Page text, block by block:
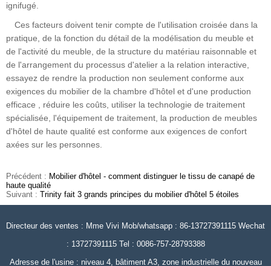
ignifugé.
Ces facteurs doivent tenir compte de l'utilisation croisée dans la
pratique, de la fonction du détail de la modélisation du meuble et
de l'activité du meuble, de la structure du matériau raisonnable et
de l'arrangement du processus d'atelier a la relation interactive,
essayez de rendre la production non seulement conforme aux
exigences du mobilier de la chambre d'hôtel et d'une production
efficace , réduire les coûts, utiliser la technologie de traitement
spécialisée, l'équipement de traitement, la production de meubles
d'hôtel de haute qualité est conforme aux exigences de confort
axées sur les personnes.
Précédent : Mobilier d'hôtel - comment distinguer le tissu de canapé de
haute qualité
Suivant : Trinity fait 3 grands principes du mobilier d'hôtel 5 étoiles
Directeur des ventes : Mme Vivi Mob/whatsapp : 86-13727391115 Wechat
: 13727391115 Tel : 0086-757-28793388
Adresse de l'usine : niveau 4, bâtiment A3, zone industrielle du nouveau